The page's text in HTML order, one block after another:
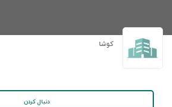
کوشا
دنبال کردن